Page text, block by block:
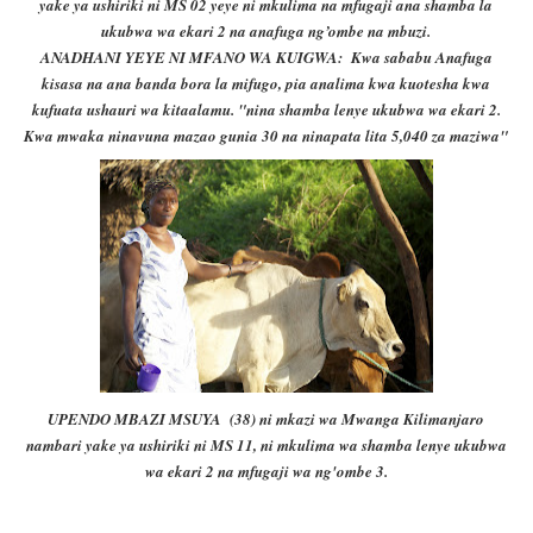
yake ya ushiriki ni MS 02 yeye ni mkulima na mfugaji ana shamba la
ukubwa wa ekari 2 na anafuga ng’ombe na mbuzi.
ANADHANI YEYE NI MFANO WA KUIGWA: Kwa sababu Anafuga
kisasa na ana banda bora la mifugo, pia analima kwa kuotesha kwa
kufuata ushauri wa kitaalamu. "nina shamba lenye ukubwa wa ekari 2.
Kwa mwaka ninavuna mazao gunia 30 na ninapata lita 5,040 za maziwa"
UPENDO MBAZI MSUYA (38) ni mkazi wa Mwanga Kilimanjaro
nambari yake ya ushiriki ni MS 11, ni mkulima wa shamba lenye ukubwa
wa ekari 2 na mfugaji wa ng'ombe 3.